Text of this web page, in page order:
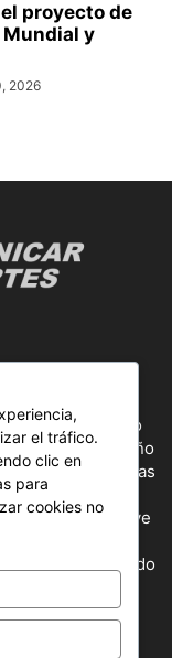
el proyecto de
y
2026
noticias creado
Gordillo en el año
Interactiva noticias
y el
donde se vive
periodistas
precisa del mundo
el tráfico.
clic en
para
cookies no